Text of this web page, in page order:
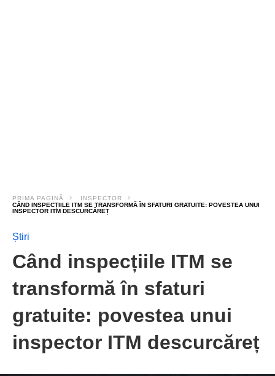
PRIMA PAGINĂ
INSPECTOR
CÂND INSPECȚIILE ITM SE TRANSFORMĂ ÎN SFATURI GRATUITE: POVESTEA UNUI
INSPECTOR ITM DESCURCĂREȚ
Știri
Când inspecțiile ITM se
transformă în sfaturi
gratuite: povestea unui
inspector ITM descurcăreț